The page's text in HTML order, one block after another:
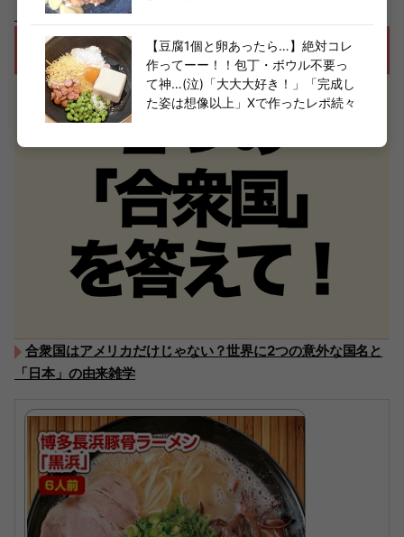
トーリー特集
合衆国はアメリカだけじゃない？世界に2つの意外な国名と
「日本」の由来雑学
【豆腐1個と卵あったら…】絶対コレ
作ってーー！！包丁・ボウル不要っ
て神…(泣)「大大大好き！」「完成し
た姿は想像以上」Xで作ったレポ続々